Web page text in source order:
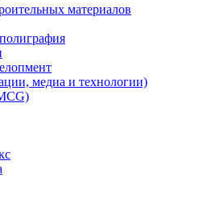
материалов
медиа и технологии)